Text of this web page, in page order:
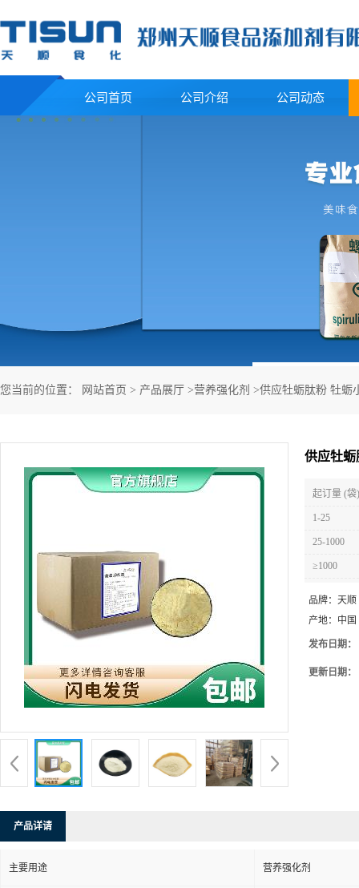
公司首页 公司介绍 公司动态
您当前的位置： 网站首页 > 产品展厅 >营养强化剂 >供应牡蛎肽粉 牡蛎
供应牡蛎
起订量 (袋)
1-25
25-1000
≥1000
品牌： 天顺
产地： 中国
发布日期：
更新日期：
产品详请
主要用途 营养强化剂